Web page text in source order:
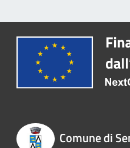
Comune di